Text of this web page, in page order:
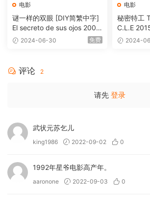
电影
谜一样的双眼 [DIY简繁中字]
El secreto de sus ojos 2009
1080p Blu-ray AVC DTS-HD
2024-06-30 免费
电影
秘密特工
C.L.E
B] 2024-
评论 2
请先 登录
武状元苏乞儿
king1986 2022-09-02 0
1992年星爷电影高产年。
aaronone 2022-09-03 0